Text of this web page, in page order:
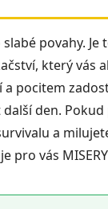
povahy.
který vás
pocitem
den.
a
pro vás